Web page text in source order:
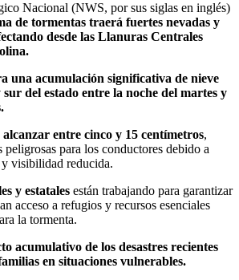
Nacional (NWS, por sus siglas en inglés)
de tormentas traerá fuertes nevadas y
desde las Llanuras Centrales
una acumulación significativa de nieve
del estado entre la noche del martes y
entre cinco y 15 centímetros,
peligrosas para los conductores debido a
y visibilidad reducida.
y estatales están trabajando para garantizar
acceso a refugios y recursos esenciales
la tormenta.
acumulativo de los desastres recientes
en situaciones vulnerables.